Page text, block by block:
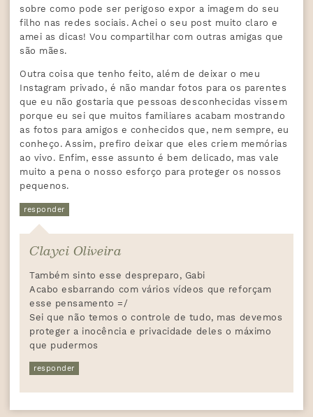
sobre como pode ser perigoso expor a imagem do seu
filho nas redes sociais. Achei o seu post muito claro e
amei as dicas! Vou compartilhar com outras amigas que
são mães.
Outra coisa que tenho feito, além de deixar o meu
Instagram privado, é não mandar fotos para os parentes
que eu não gostaria que pessoas desconhecidas vissem
porque eu sei que muitos familiares acabam mostrando
as fotos para amigos e conhecidos que, nem sempre, eu
conheço. Assim, prefiro deixar que eles criem memórias
ao vivo. Enfim, esse assunto é bem delicado, mas vale
muito a pena o nosso esforço para proteger os nossos
pequenos.
responder
Clayci Oliveira
Também sinto esse despreparo, Gabi
Acabo esbarrando com vários vídeos que reforçam
esse pensamento =/
Sei que não temos o controle de tudo, mas devemos
proteger a inocência e privacidade deles o máximo
que pudermos
responder